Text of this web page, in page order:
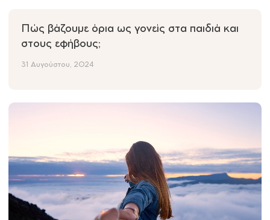
Πώς βάζουμε όρια ως γονείς στα παιδιά και
στους εφήβους;
31 Αυγούστου, 2024